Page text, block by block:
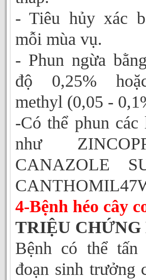
- Tiêu hủy xác
mỗi mùa vụ.
- Phun ngừa
độ 0,25%
methyl (0,05 -
-Có thể phun
như
CANAZOLE
4-Bệnh héo cây
TRIỆU CHỨNG
Bệnh có thể tấn
đoạn sinh trưởng